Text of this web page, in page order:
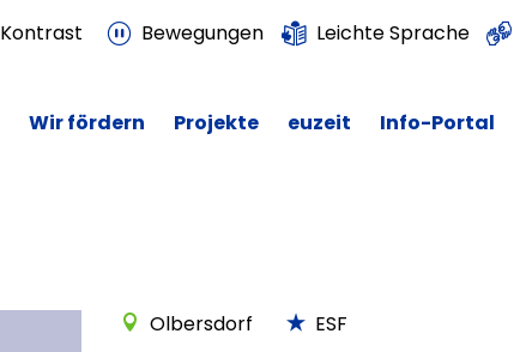
Kontrast Bewegungen Leichte Sprache
Wir fördern Projekte euzeit Info-Portal
Olbersdorf ESF